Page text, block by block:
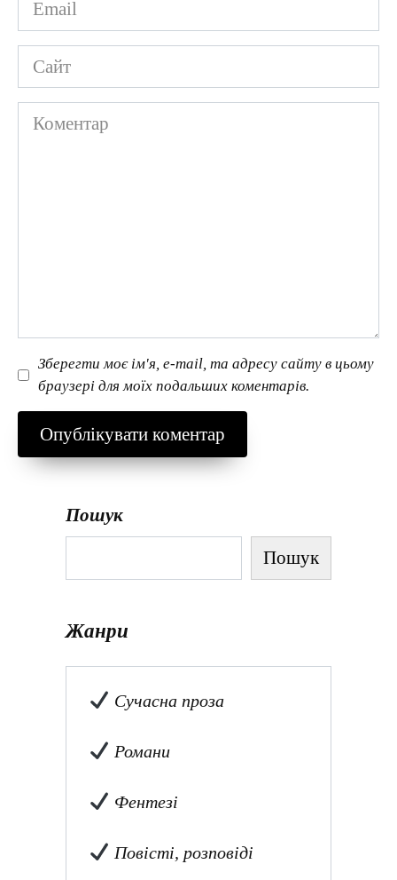
*
Сайт
Коментар
Зберегти моє ім'я, e-mail, та адресу сайту в цьому
браузері для моїх подальших коментарів.
Пошук
Пошук
Жанри
Сучасна проза
Романи
Фентезі
Повісті, розповіді